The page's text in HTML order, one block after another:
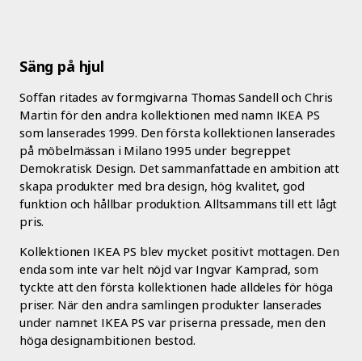
Säng på hjul
Soffan ritades av formgivarna Thomas Sandell och Chris
Martin för den andra kollektionen med namn IKEA PS
som lanserades 1999. Den första kollektionen lanserades
på möbelmässan i Milano 1995 under begreppet
Demokratisk Design. Det sammanfattade en ambition att
skapa produkter med bra design, hög kvalitet, god
funktion och hållbar produktion. Alltsammans till ett lågt
pris.
Kollektionen IKEA PS blev mycket positivt mottagen. Den
enda som inte var helt nöjd var Ingvar Kamprad, som
tyckte att den första kollektionen hade alldeles för höga
priser. När den andra samlingen produkter lanserades
under namnet IKEA PS var priserna pressade, men den
höga designambitionen bestod.